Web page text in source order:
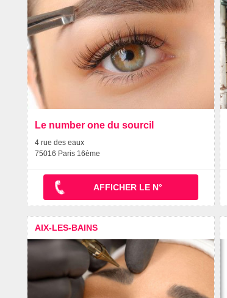
Le number one du sourcil
4 rue des eaux
75016 Paris 16ème
AFFICHER LE N°
AIX-LES-BAINS